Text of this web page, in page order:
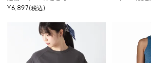
¥6,897 税込